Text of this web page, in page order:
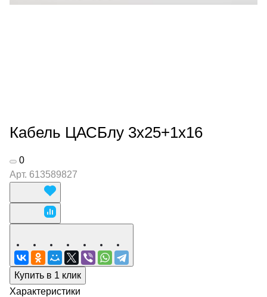
Кабель ЦАСБлу 3х25+1х16
0
Арт. 613589827
Купить в 1 клик
Характеристики